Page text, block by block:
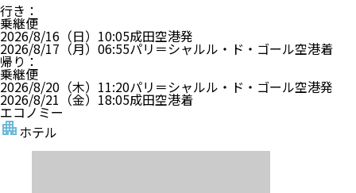
行き ：
乗継便
2026/8/16（日） 10:05成田空港発
2026/8/17（月） 06:55パリ＝シャルル・ド・ゴール空港着
帰り ：
乗継便
2026/8/20（木） 11:20パリ＝シャルル・ド・ゴール空港発
2026/8/21（金） 18:05成田空港着
エコノミー
ホテル